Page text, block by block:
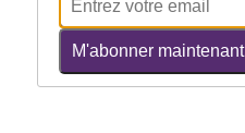
M'abonner maintenant